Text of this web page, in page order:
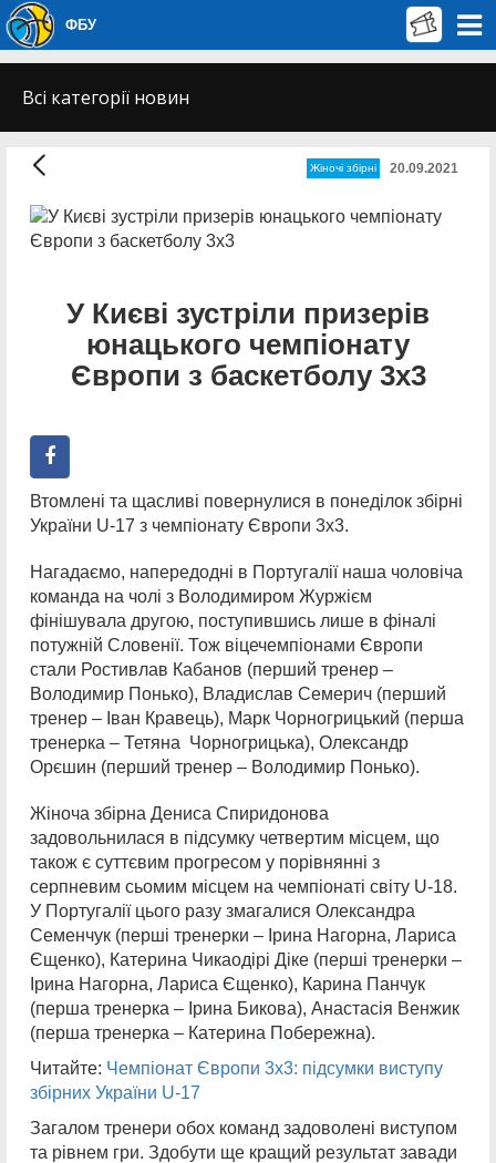
ФБУ
Всі категорії новин
Жіночі збірні 20.09.2021
У Києві зустріли призерів
юнацького чемпіонату
Європи з баскетболу 3х3
Втомлені та щасливі повернулися в понеділок збірні
України U-17 з чемпіонату Європи 3х3.
Нагадаємо, напередодні в Португалії наша чоловіча
команда на чолі з Володимиром Журжієм
фінішувала другою, поступившись лише в фіналі
потужній Словенії. Тож віцечемпіонами Європи
стали Ростивлав Кабанов (перший тренер –
Володимир Понько), Владислав Семерич (перший
тренер – Іван Кравець), Марк Чорногрицький (перша
тренерка – Тетяна Чорногрицька), Олександр
Орєшин (перший тренер – Володимир Понько).
Жіноча збірна Дениса Спиридонова
задовольнилася в підсумку четвертим місцем, що
також є суттєвим прогресом у порівнянні з
серпневим сьомим місцем на чемпіонаті світу U-18.
У Португалії цього разу змагалися Олександра
Семенчук (перші тренерки – Ірина Нагорна, Лариса
Єщенко), Катерина Чикаодірі Діке (перші тренерки –
Ірина Нагорна, Лариса Єщенко), Карина Панчук
(перша тренерка – Ірина Бикова), Анастасія Венжик
(перша тренерка – Катерина Побережна).
Читайте: Чемпіонат Європи 3х3: підсумки виступу
збірних України U-17
Загалом тренери обох команд задоволені виступом
та рівнем гри. Здобути ще кращий результат завади